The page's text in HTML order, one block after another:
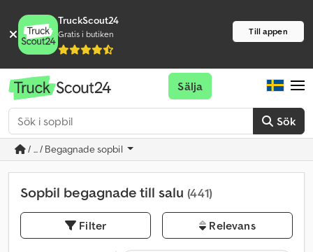
TruckScout24
Gratis i butiken Till appen
Sök
Sälja
/ ... / Begagnade sopbil
Sopbil begagnade till salu (441)
Filter Relevans